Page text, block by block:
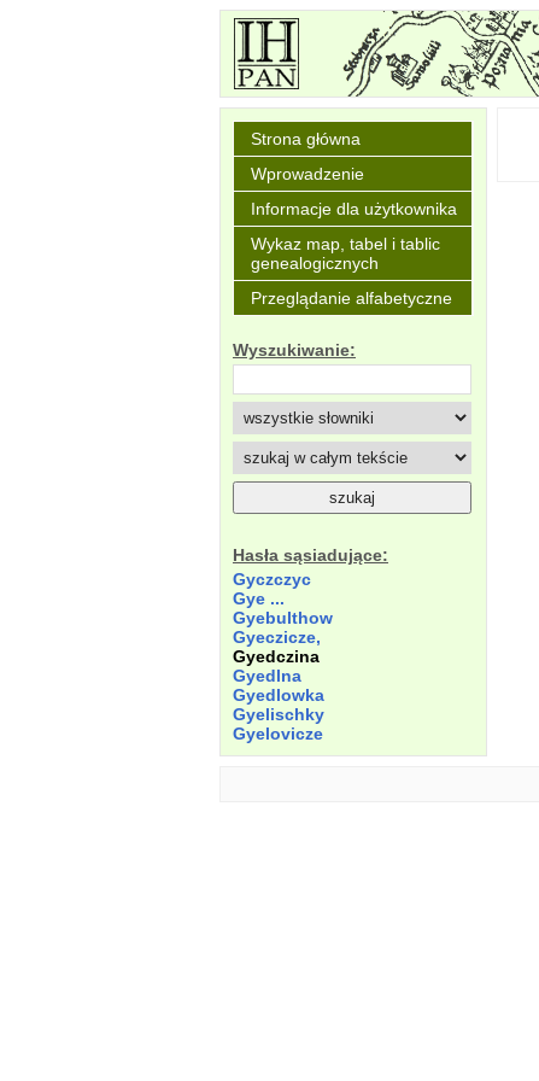
Strona główna
Wprowadzenie
Informacje dla użytkownika
Wykaz map, tabel i tablic
genealogicznych
Przeglądanie alfabetyczne
Wyszukiwanie:
Hasła sąsiadujące:
Gyczczyc
Gye ...
Gyebulthow
Gyeczicze,
Gyedczina
Gyedlna
Gyedlowka
Gyelischky
Gyelovicze